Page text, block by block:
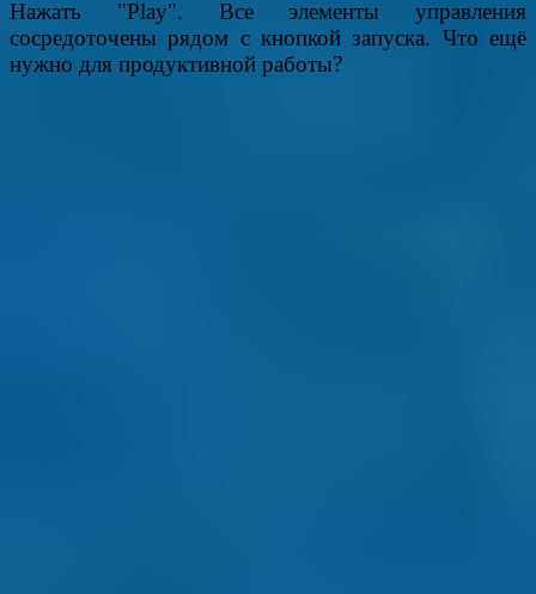
Нажать "Play". Все элементы управления
сосредоточены рядом с кнопкой запуска. Что ещё
нужно для продуктивной работы?